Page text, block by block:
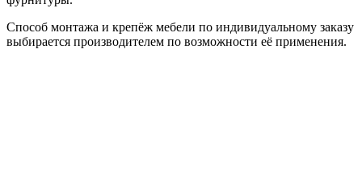
Способ монтажа и крепёж мебели по индивидуальному заказу
выбирается производителем по возможности её применения.